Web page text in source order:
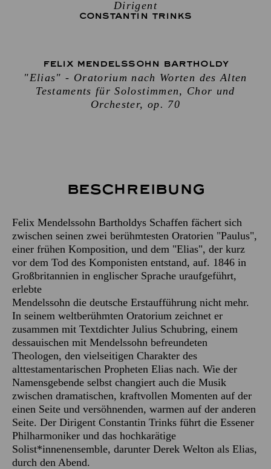
Dirigent
CONSTANTIN TRINKS
FELIX MENDELSSOHN BARTHOLDY
"Elias" - Oratorium nach Worten des Alten
Testaments für Solostimmen, Chor und
Orchester, op. 70
Beschreibung
Felix Mendelssohn Bartholdys Schaffen fächert sich
zwischen seinen zwei berühmtesten Oratorien "Paulus",
einer frühen Komposition, und dem "Elias", der kurz
vor dem Tod des Komponisten entstand, auf. 1846 in
Großbritannien in englischer Sprache uraufgeführt,
erlebte
Mendelssohn die deutsche Erstaufführung nicht mehr.
In seinem weltberühmten Oratorium zeichnet er
zusammen mit Textdichter Julius Schubring, einem
dessauischen mit Mendelssohn befreundeten
Theologen, den vielseitigen Charakter des
alttestamentarischen Propheten Elias nach. Wie der
Namensgebende selbst changiert auch die Musik
zwischen dramatischen, kraftvollen Momenten auf der
einen Seite und versöhnenden, warmen auf der anderen
Seite. Der Dirigent Constantin Trinks führt die Essener
Philharmoniker und das hochkarätige
Solist*innenensemble, darunter Derek Welton als Elias,
durch den Abend.